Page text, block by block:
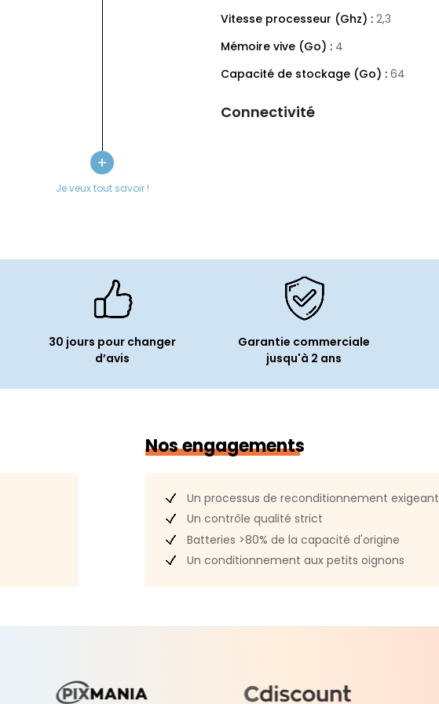
Vitesse processeur (Ghz) : 2,3
Mémoire vive (Go) : 4
Capacité de stockage (Go) : 64
Connectivité
Smart Connector (clavier) :
Haut parleur(s) : 4 (Stéréo)
Dimensions et poids
Hauteur : 25,06 cm
+
Je veux tout savoir !
30 jours pour changer
d’avis
Garantie commerciale
jusqu'à 2 ans
Nos engagements
Un processus de reconditionnement exigeant
Un contrôle qualité strict
Batteries >80% de la capacité d'origine
Un conditionnement aux petits oignons